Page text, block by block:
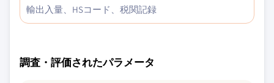
輸出入量、HSコード、税関記録
調査・評価されたパラメータ